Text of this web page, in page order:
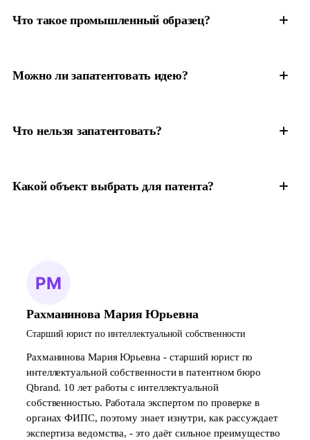
Что такое промышленный образец?
Можно ли запатентовать идею?
Что нельзя запатентовать?
Какой объект выбрать для патента?
Рахманинова Мария Юрьевна
Старший юрист по интеллектуальной собственности
Рахманинова Мария Юрьевна - старший юрист по
интеллектуальной собственности в патентном бюро
Qbrand. 10 лет работы с интеллектуальной
собственностью. Работала экспертом по проверке в
органах ФИПС, поэтому знает изнутри, как рассуждает
экспертиза ведомства, - это даёт сильное преимущество